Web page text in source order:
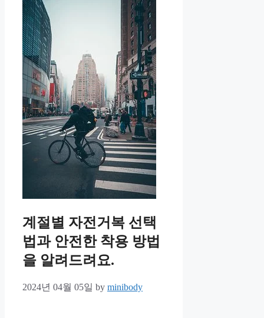
계절별 자전거복 선택
법과 안전한 착용 방법
을 알려드려요.
2024년 04월 05일 by minibody